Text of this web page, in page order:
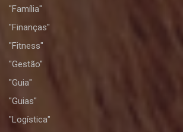
"Família"
"Finanças"
"Fitness"
"Gestão"
"Guia"
"Guias"
"Logística"